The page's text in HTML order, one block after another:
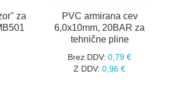
za
PVC armirana cev
6,0x10mm, 20BAR za
tehnične pline
Brez DDV: 0,79 €
Z DDV: 0,96 €